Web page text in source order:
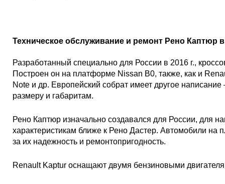
Техническое обслуживание и ремонт Рено Каптюр
Разработанный специально для России в 2016 г.,
Построен он на платформе Nissan В0, также, как и
Note и др. Европейский собрат имеет другое
размеру и габаритам.
Рено Каптюр изначально создавался для России, для
характеристикам ближе к Рено Дастер. Автомобили
за их надежность и ремонтопригодность.
Renault Kaptur оснащают двумя бензиновыми